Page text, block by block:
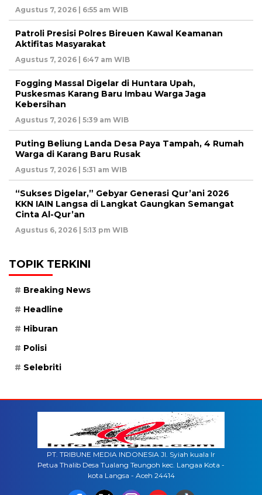
Agustus 7, 2026 | 6:55 am WIB
Patroli Presisi Polres Bireuen Kawal Keamanan
Aktifitas Masyarakat
Agustus 7, 2026 | 6:47 am WIB
Fogging Massal Digelar di Huntara Upah,
Puskesmas Karang Baru Imbau Warga Jaga
Kebersihan
Agustus 7, 2026 | 5:39 am WIB
Puting Beliung Landa Desa Paya Tampah, 4 Rumah
Warga di Karang Baru Rusak
Agustus 7, 2026 | 5:31 am WIB
“Sukses Digelar,” Gebyar Generasi Qur’ani 2026
KKN IAIN Langsa di Langkat Gaungkan Semangat
Cinta Al-Qur’an
Agustus 6, 2026 | 5:13 pm WIB
TOPIK TERKINI
Breaking News
Headline
Hiburan
Polisi
Selebriti
PT. TRIBUNE MEDIA INDONESIA Jl. Syiah kuala lr
Petua Thalib Desa Tualang Teungoh kec. Langaa Kota -
kota Langsa - Aceh 24414